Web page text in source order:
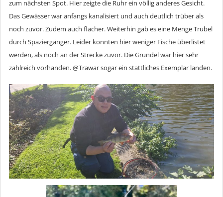
zum nächsten Spot. Hier zeigte die Ruhr ein völlig anderes Gesicht.
Das Gewässer war anfangs kanalisiert und auch deutlich trüber als
noch zuvor. Zudem auch flacher. Weiterhin gab es eine Menge Trubel
durch Spaziergänger. Leider konnten hier weniger Fische überlistet
werden, als noch an der Strecke zuvor. Die Grundel war hier sehr
zahlreich vorhanden. @Trawar sogar ein stattliches Exemplar landen.